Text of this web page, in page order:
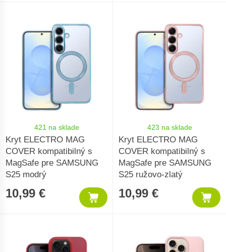
421 na sklade
Kryt ELECTRO MAG
COVER kompatibilný s
MagSafe pre SAMSUNG
S25 modrý
10,99 €
423 na sklade
Kryt ELECTRO MAG
COVER kompatibilný s
MagSafe pre SAMSUNG
S25 ružovo-zlatý
10,99 €